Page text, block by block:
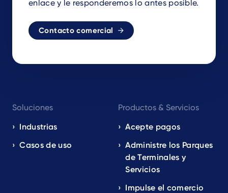
enlace y le responderemos lo antes posible.
Contacto comercial
navigation
EN
Soluciones
Industrias
Casos de uso
Productos & Servicios
Acepte pagos
Administre los Parques
de Terminales y
Servicios
Impulse el comercio